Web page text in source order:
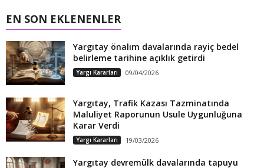
EN SON EKLENENLER
Yargıtay önalım davalarında rayiç bedel
belirleme tarihine açıklık getirdi
Yargı Kararları 09/04/2026
Yargıtay, Trafik Kazası Tazminatında
Maluliyet Raporunun Usule Uygunluğuna
Karar Verdi
Yargı Kararları 19/03/2026
Yargıtay devremülk davalarında tapuyu